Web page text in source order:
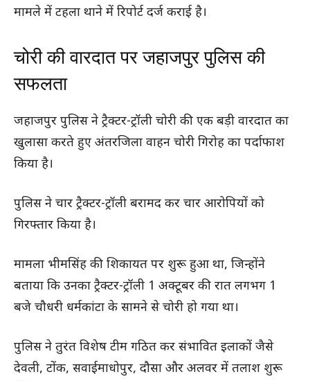
मामले में टहला थाने में रिपोर्ट दर्ज कराई है।
चोरी की वारदात पर जहाजपुर पुलिस की
सफलता
जहाजपुर पुलिस ने ट्रैक्टर-ट्रॉली चोरी की एक बड़ी वारदात का
खुलासा करते हुए अंतरजिला वाहन चोरी गिरोह का पर्दाफाश
किया है।
पुलिस ने चार ट्रैक्टर-ट्रॉली बरामद कर चार आरोपियों को
गिरफ्तार किया है।
मामला भीमसिंह की शिकायत पर शुरू हुआ था, जिन्होंने
बताया कि उनका ट्रैक्टर-ट्रॉली 1 अक्टूबर की रात लगभग 1
बजे चौधरी धर्मकांटा के सामने से चोरी हो गया था।
पुलिस ने तुरंत विशेष टीम गठित कर संभावित इलाकों जैसे
देवली, टोंक, सवाईमाधोपुर, दौसा और अलवर में तलाश शुरू